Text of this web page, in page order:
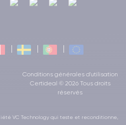
Conditions générales d'utilisation
Certideal © 2026 Tous droits
réservés
VC Technology qui teste et reconditionne,